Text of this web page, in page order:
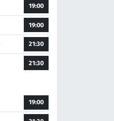
19:00
19:00
21:30
21:30
19:00